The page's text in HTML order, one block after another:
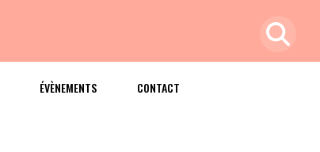
ÉVÈNEMENTS CONTACT